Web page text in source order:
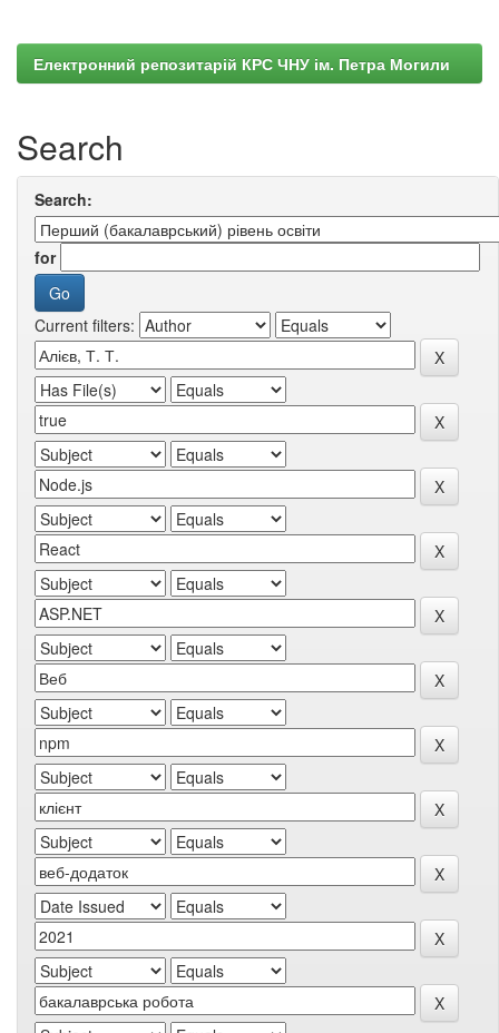
Електронний репозитарій КРС ЧНУ ім. Петра Могили
Search
Search:
for
Current filters: